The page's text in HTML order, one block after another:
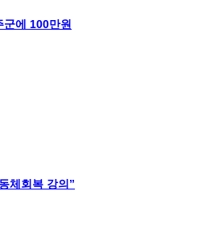
군에 100만원
체회복 강의”